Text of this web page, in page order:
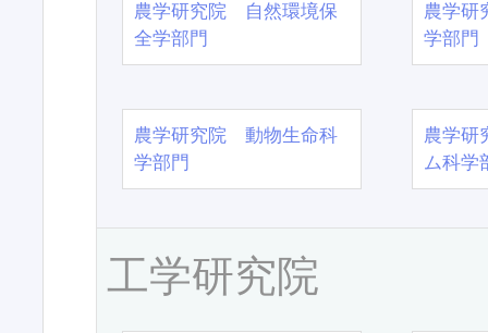
農学研究院 自然環境保
全学部門
農学
学部門
農学研究院 動物生命科
学部門
農学
ム科学
工学研究院